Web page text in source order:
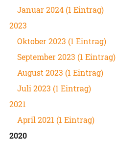
Januar 2024 (1 Eintrag)
2023
Oktober 2023 (1 Eintrag)
September 2023 (1 Eintrag)
August 2023 (1 Eintrag)
Juli 2023 (1 Eintrag)
2021
April 2021 (1 Eintrag)
2020